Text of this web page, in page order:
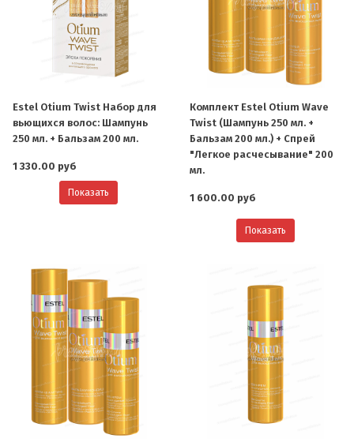
Estel Otium Twist Набор для
вьющихся волос: Шампунь
250 мл. + Бальзам 200 мл.
1 330.00 руб
Показать
Комплект Estel Otium Wave
Twist (Шампунь 250 мл. +
Бальзам 200 мл.) + Спрей
"Легкое расчесывание" 200
мл.
1 600.00 руб
Показать